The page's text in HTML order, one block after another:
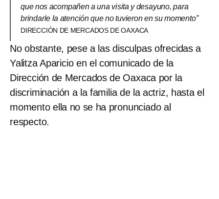
que nos acompañen a una visita y desayuno, para
brindarle la atención que no tuvieron en su momento”
DIRECCIÓN DE MERCADOS DE OAXACA
No obstante, pese a las disculpas ofrecidas a
Yalitza Aparicio en el comunicado de la
Dirección de Mercados de Oaxaca por la
discriminación a la familia de la actriz, hasta el
momento ella no se ha pronunciado al
respecto.